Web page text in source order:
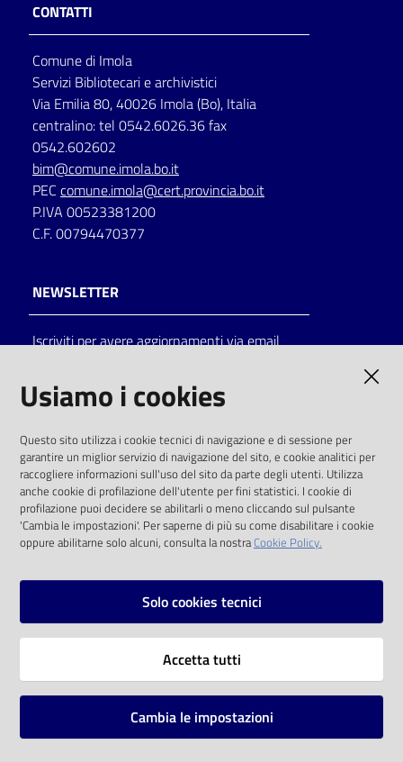
per
lettura
Seguici
su
Catalogo
on line
Eventi
Chiedi al
bibliotecario
CONTATTI
Comune di Imola
Servizi Bibliotecari e archivistici
Via Emilia 80, 40026 Imola (Bo), Italia
centralino: tel 0542.6026.36 fax
0542.602602
bim@comune.imola.bo.it
PEC comune.imola@cert.provincia.bo.it
P.IVA 00523381200
C.F. 00794470377
NEWSLETTER
Iscriviti per avere aggiornamenti via email
solo alle condizioni previste dalla direttiva
comunitaria 2003/98/CE e dal d.lgs. 36/2006
SOCIAL
Instagram
Vai alla pagina
Mappa del sito
Usiamo i cookies
Questo sito utilizza i cookie tecnici di navigazione e di sessione per
garantire un miglior servizio di navigazione del sito, e cookie analitici per
raccogliere informazioni sull'uso del sito da parte degli utenti. Utilizza
anche cookie di profilazione dell'utente per fini statistici. I cookie di
profilazione puoi decidere se abilitarli o meno cliccando sul pulsante
'Cambia le impostazioni'. Per saperne di più su come disabilitare i cookie
oppure abilitarne solo alcuni, consulta la nostraCookie Policy.
Solo cookies tecnici
Accetta tutti
Cambia le impostazioni